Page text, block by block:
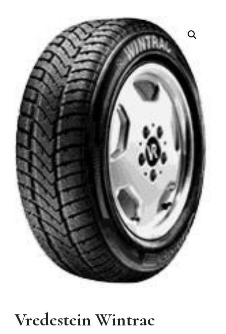
Vredestein Wintrac